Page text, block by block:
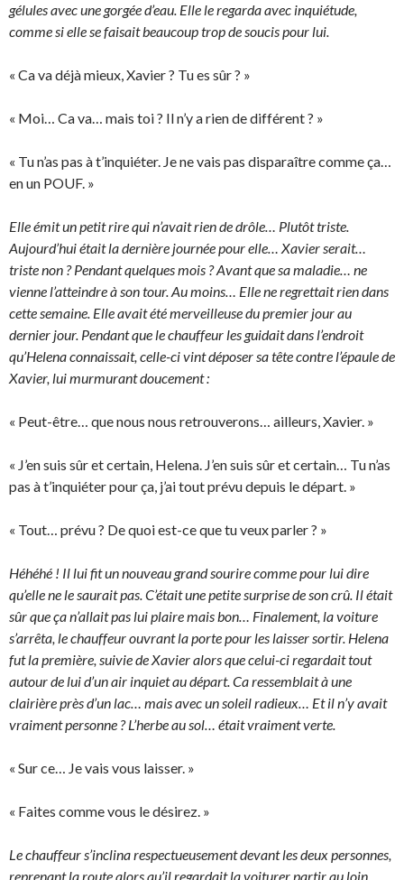
gélules avec une gorgée d’eau. Elle le regarda avec inquiétude,
comme si elle se faisait beaucoup trop de soucis pour lui.
« Ca va déjà mieux, Xavier ? Tu es sûr ? »
« Moi… Ca va… mais toi ? Il n’y a rien de différent ? »
« Tu n’as pas à t’inquiéter. Je ne vais pas disparaître comme ça…
en un POUF. »
Elle émit un petit rire qui n’avait rien de drôle… Plutôt triste.
Aujourd’hui était la dernière journée pour elle… Xavier serait…
triste non ? Pendant quelques mois ? Avant que sa maladie… ne
vienne l’atteindre à son tour. Au moins… Elle ne regrettait rien dans
cette semaine. Elle avait été merveilleuse du premier jour au
dernier jour. Pendant que le chauffeur les guidait dans l’endroit
qu’Helena connaissait, celle-ci vint déposer sa tête contre l’épaule de
Xavier, lui murmurant doucement :
« Peut-être… que nous nous retrouverons… ailleurs, Xavier. »
« J’en suis sûr et certain, Helena. J’en suis sûr et certain… Tu n’as
pas à t’inquiéter pour ça, j’ai tout prévu depuis le départ. »
« Tout… prévu ? De quoi est-ce que tu veux parler ? »
Héhéhé ! Il lui fit un nouveau grand sourire comme pour lui dire
qu’elle ne le saurait pas. C’était une petite surprise de son crû. Il était
sûr que ça n’allait pas lui plaire mais bon… Finalement, la voiture
s’arrêta, le chauffeur ouvrant la porte pour les laisser sortir. Helena
fut la première, suivie de Xavier alors que celui-ci regardait tout
autour de lui d’un air inquiet au départ. Ca ressemblait à une
clairière près d’un lac… mais avec un soleil radieux… Et il n’y avait
vraiment personne ? L’herbe au sol… était vraiment verte.
« Sur ce… Je vais vous laisser. »
« Faites comme vous le désirez. »
Le chauffeur s’inclina respectueusement devant les deux personnes,
reprenant la route alors qu’il regardait la voiturer partir au loin.